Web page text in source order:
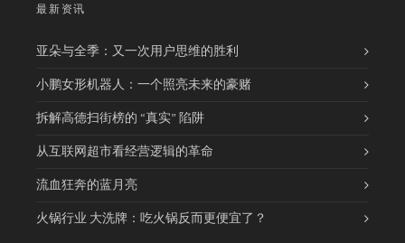
最新资讯
亚朵与全季：又一次用户思维的胜利
小鹏女形机器人：一个照亮未来的豪赌
拆解高德扫街榜的 “真实” 陷阱
从互联网超市看经营逻辑的革命
流血狂奔的蓝月亮
火锅行业 大洗牌：吃火锅反而更便宜了？